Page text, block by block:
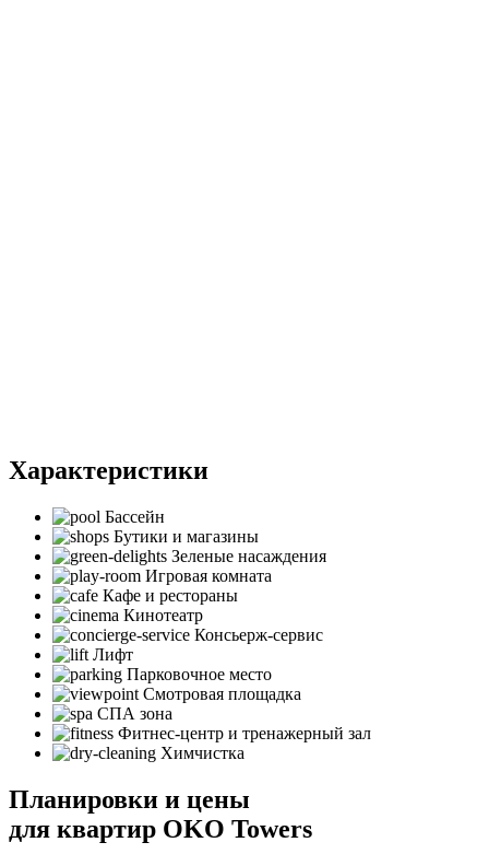
Характеристики
Бассейн
Бутики и магазины
Зеленые насаждения
Игровая комната
Кафе и рестораны
Кинотеатр
Консьерж-сервис
Лифт
Парковочное место
Смотровая площадка
СПА зона
Фитнес-центр и тренажерный зал
Химчистка
Планировки и цены
для квартир OKO Towers